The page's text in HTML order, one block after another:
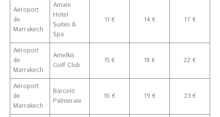
Aéroport
de
Marrakech
Amani
Hotel
Suites &
Spa
11 € 14 € 17 €
Aéroport
de
Marrakech
Amelkis
Golf Club
15 € 18 € 22 €
Aéroport
de
Marrakech
Barceló
Palmeraie
16 € 19 € 23 €